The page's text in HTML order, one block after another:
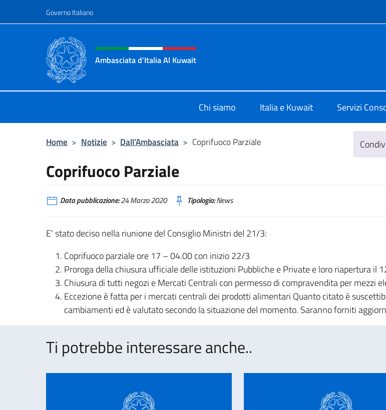
Governo Italiano
Intestazione sito, social e menù
Ambasciata d'Italia Al Kuwait
Chi siamo Italia e Kuwait Servizi
Home > Notizie > Dall’Ambasciata > Coprifuoco Parziale
Coprifuoco Parziale
Data pubblicazione:24 Marzo 2020 Tipologia:News
E’ stato deciso nella riunione del Consiglio Ministri deI 21/3:
Coprifuoco parziale ore 17 – 04.00 con inizio 22/3
Proroga della chiusura ufficiale delle istituzioni Pubbliche e Private e loro riapertura il
Chiusura di tutti negozi e Mercati Centrali con permesso di compravendita per mezzi
Eccezione è fatta per i mercati centrali dei prodotti alimentari Quanto citato è
cambiamenti ed è valutato secondo la situazione del momento. Saranno forniti
Ti potrebbe interessare anche..